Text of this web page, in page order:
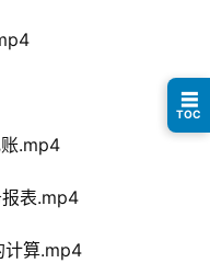
.mp4
表.mp4
计算.mp4
☰
TOC